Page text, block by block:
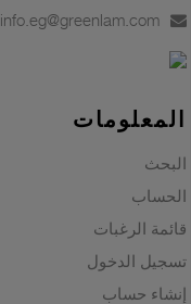
info.eg@greenlam.com
المعلومات
البحث
الحساب
قائمة الرغبات
تسجيل الدخول
إنشاء حساب